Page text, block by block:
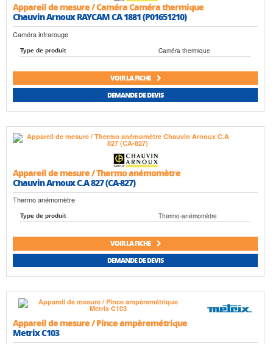
Appareil de mesure / Caméra Caméra thermique
Chauvin Arnoux RAYCAM CA 1881 (P01651210)
Caméra infrarouge
Type de produit Caméra thermique
VOIR LA FICHE
DEMANDE DE DEVIS
Appareil de mesure / Thermo anémomètre
Chauvin Arnoux C.A 827 (CA-827)
Thermo anémomètre
Type de produit Thermo-anémomètre
VOIR LA FICHE
DEMANDE DE DEVIS
Appareil de mesure / Pince ampèremétrique
Metrix C103